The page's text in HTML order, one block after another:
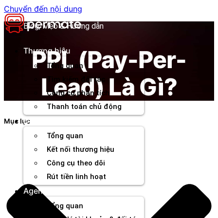
Chuyển đến nội dung
Thương hiệu
Tổng quan
Tìm kiếm đối tác
Công cụ phân tích
Thanh toán chủ động
Đối tác
Tổng quan
Kết nối thương hiệu
Công cụ theo dõi
Rút tiền linh hoạt
Agency
Tổng quan
Blog, Mẹo & Hướng dẫn
PPL (Pay-Per-
Lead) Là Gì?
Mục lục